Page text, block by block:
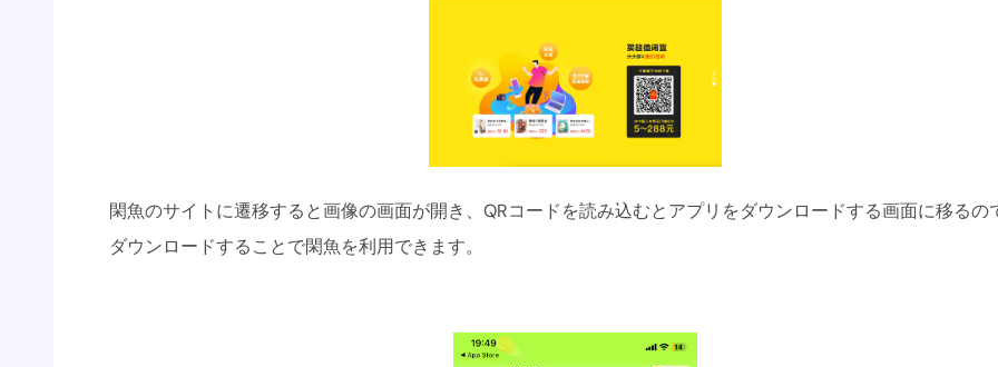
閑魚のサイトに遷移すると画像の画面が開き、QRコードを読み込むとアプリをダウンロードする画面に移るの
ダウンロードすることで閑魚を利用できます。